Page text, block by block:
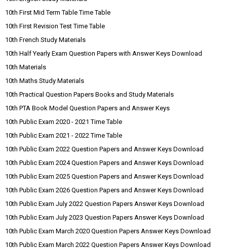
10th First Mid Term Table Time Table
10th First Revision Test Time Table
10th French Study Materials
10th Half Yearly Exam Question Papers with Answer Keys Download
10th Materials
10th Maths Study Materials
10th Practical Question Papers Books and Study Materials
10th PTA Book Model Question Papers and Answer Keys
10th Public Exam 2020 - 2021 Time Table
10th Public Exam 2021 - 2022 Time Table
10th Public Exam 2022 Question Papers and Answer Keys Download
10th Public Exam 2024 Question Papers and Answer Keys Download
10th Public Exam 2025 Question Papers and Answer Keys Download
10th Public Exam 2026 Question Papers and Answer Keys Download
10th Public Exam July 2022 Question Papers Answer Keys Download
10th Public Exam July 2023 Question Papers Answer Keys Download
10th Public Exam March 2020 Question Papers Answer Keys Download
10th Public Exam March 2022 Question Papers Answer Keys Download